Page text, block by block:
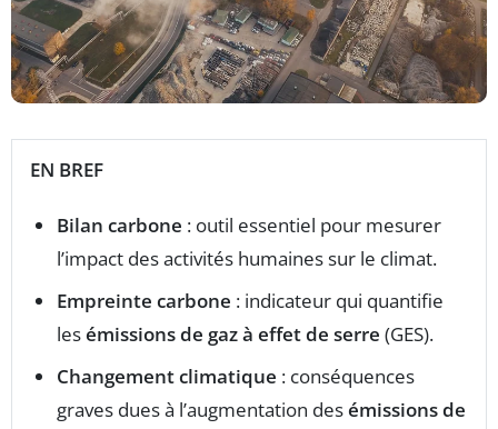
EN BREF
Bilan carbone : outil essentiel pour mesurer
l’impact des activités humaines sur le climat.
Empreinte carbone : indicateur qui quantifie
lesémissions de gaz à effet de serre (GES).
Changement climatique : conséquences
graves dues à l’augmentation desémissions de